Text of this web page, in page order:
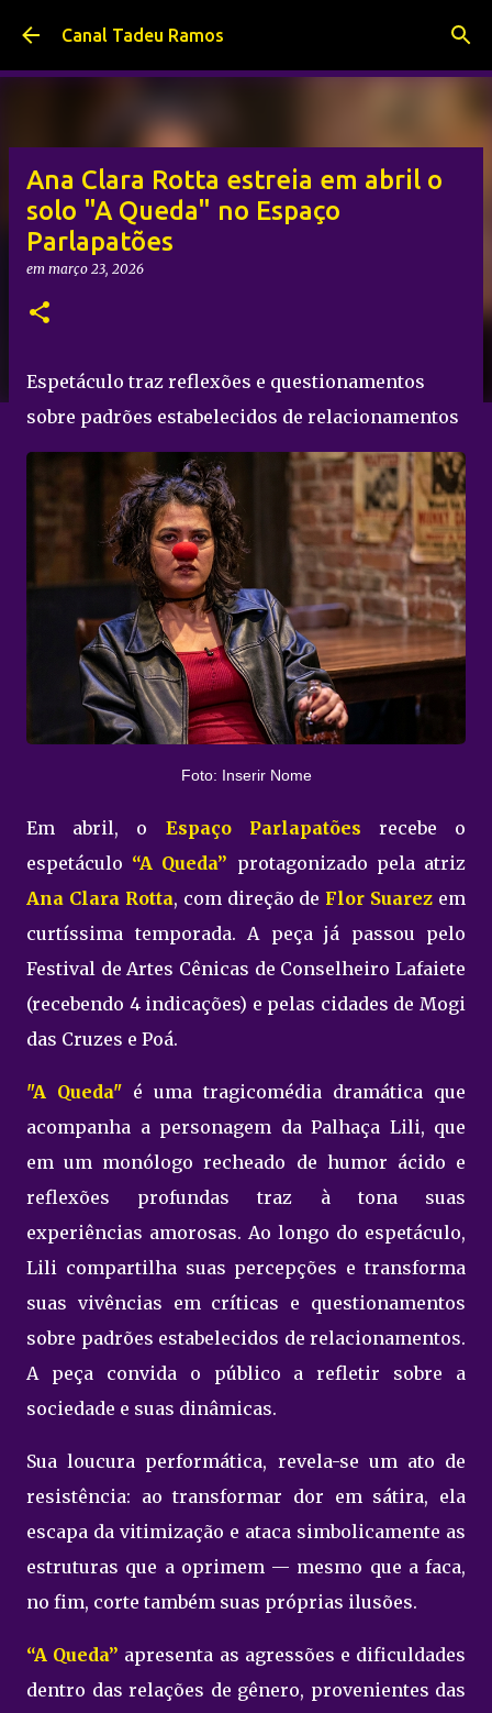
Pular para o conteúdo principal
Canal Tadeu Ramos
Ana Clara Rotta estreia em abril o
solo "A Queda" no Espaço
Parlapatões
em março 23, 2026
Espetáculo traz reflexões e questionamentos
sobre padrões estabelecidos de relacionamentos
Foto: Inserir Nome
Em abril, o Espaço Parlapatões recebe o
espetáculo “A Queda” protagonizado pela atriz
Ana Clara Rotta, com direção de Flor Suarez em
curtíssima temporada. A peça já passou pelo
Festival de Artes Cênicas de Conselheiro Lafaiete
(recebendo 4 indicações) e pelas cidades de Mogi
das Cruzes e Poá.
"A Queda" é uma tragicomédia dramática que
acompanha a personagem da Palhaça Lili, que
em um monólogo recheado de humor ácido e
reflexões profundas traz à tona suas
experiências amorosas. Ao longo do espetáculo,
Lili compartilha suas percepções e transforma
suas vivências em críticas e questionamentos
sobre padrões estabelecidos de relacionamentos.
A peça convida o público a refletir sobre a
sociedade e suas dinâmicas.
Sua loucura performática, revela-se um ato de
resistência: ao transformar dor em sátira, ela
escapa da vitimização e ataca simbolicamente as
estruturas que a oprimem — mesmo que a faca,
no fim, corte também suas próprias ilusões.
“A Queda” apresenta as agressões e dificuldades
dentro das relações de gênero, provenientes das